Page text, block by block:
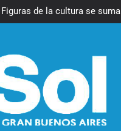
Figuras de la cultura se
Nueva jornada negativa
Figuras de la cultura se
Nueva jornada negativa
en Wall Street y el
Jorge Macri condenó los